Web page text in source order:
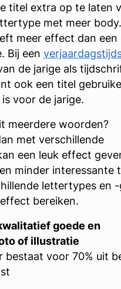
titel extra op te laten
met meer
meer effect dan een
Bij een
de jarige als
ook een titel
voor de jarige.
meerdere woorden?
met verschillende
een leuk effect
minder interessante
lettertypes en
bereiken.
goede en
of illustratie
bestaat voor 70% uit